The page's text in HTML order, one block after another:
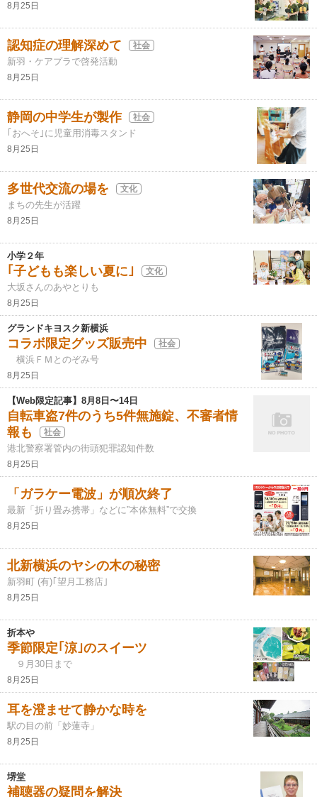
8月25日
認知症の理解深めて 社会
新羽・ケアプラで啓発活動
8月25日
静岡の中学生が製作 社会
｢おへそ｣に児童用消毒スタンド
8月25日
多世代交流の場を 文化
まちの先生が活躍
8月25日
小学２年
｢子どもも楽しい夏に｣ 文化
大坂さんのあやとりも
8月25日
グランドキヨスク新横浜
コラボ限定グッズ販売中 社会
横浜ＦＭとのぞみ号
8月25日
【Web限定記事】8月8日〜14日
自転車盗7件のうち5件無施錠、不審者情
報も
社会
港北警察署管内の街頭犯罪認知件数
8月25日
「ガラケー電波」が順次終了
最新「折り畳み携帯」などに”本体無料”で交換
8月25日
北新横浜のヤシの木の秘密
新羽町 (有)｢望月工務店｣
8月25日
折本や
季節限定｢涼｣のスイーツ
９月30日まで
8月25日
耳を澄ませて静かな時を
駅の目の前「妙蓮寺」
8月25日
堺堂
補聴器の疑問を解決